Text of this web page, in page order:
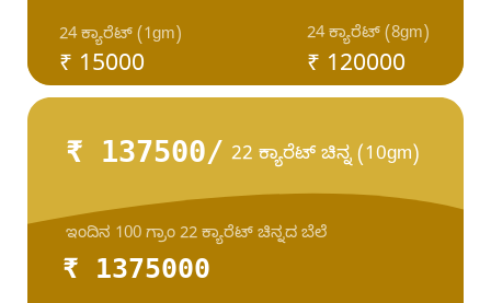
₹ 15000
24 ಕ್ಯಾರೆಟ್ (1gm) 24 ಕ್ಯಾರೆಟ್ (8gm)
₹ 120000
₹ 137500/ 22 ಕ್ಯಾರೆಟ್ ಚಿನ್ನ (10gm)
₹ 1375000
ಇಂದಿನ 100 ಗ್ರಾಂ 22 ಕ್ಯಾರೆಟ್ ಚಿನ್ನದ ಬೆಲೆ